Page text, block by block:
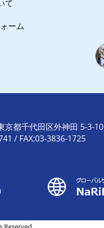
て
ーム
都千代田区外神田 5-3-10
/ FAX:03-3836-1725